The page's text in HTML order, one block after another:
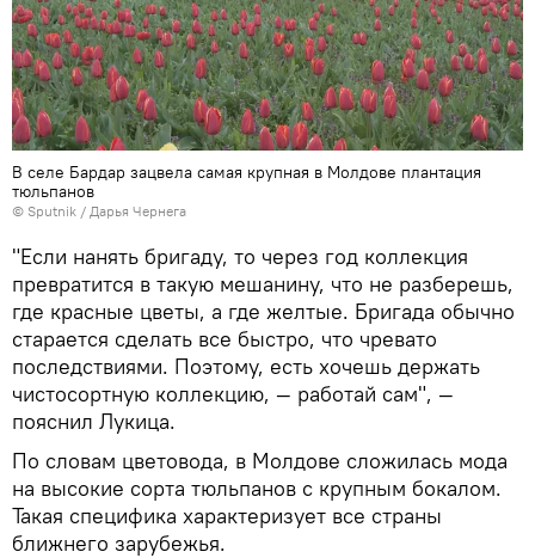
В селе Бардар зацвела самая крупная в Молдове плантация
тюльпанов
© Sputnik / Дарья Чернега
"Если нанять бригаду, то через год коллекция
превратится в такую мешанину, что не разберешь,
где красные цветы, а где желтые. Бригада обычно
старается сделать все быстро, что чревато
последствиями. Поэтому, есть хочешь держать
чистосортную коллекцию, — работай сам", —
пояснил Лукица.
По словам цветовода, в Молдове сложилась мода
на высокие сорта тюльпанов с крупным бокалом.
Такая специфика характеризует все страны
ближнего зарубежья.